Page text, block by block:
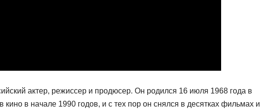
актер, режиссер и продюсер. Он родился 16 июля 1968 года в
в начале 1990 годов, и с тех пор он снялся в десятках фильмах и